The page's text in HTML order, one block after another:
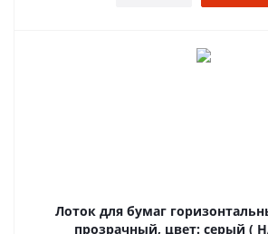
Лоток для бумаг
прозрачный, цвет: серый (